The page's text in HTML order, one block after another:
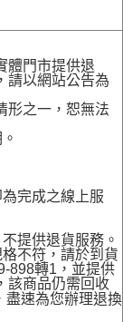
體門市提供退
請以網站公告為
形之一，恕無法
完成之線上服
提供退貨服務。
不符，請於到貨
898轉1，並提供
，該商品仍需回收
盡速為您辦理退換